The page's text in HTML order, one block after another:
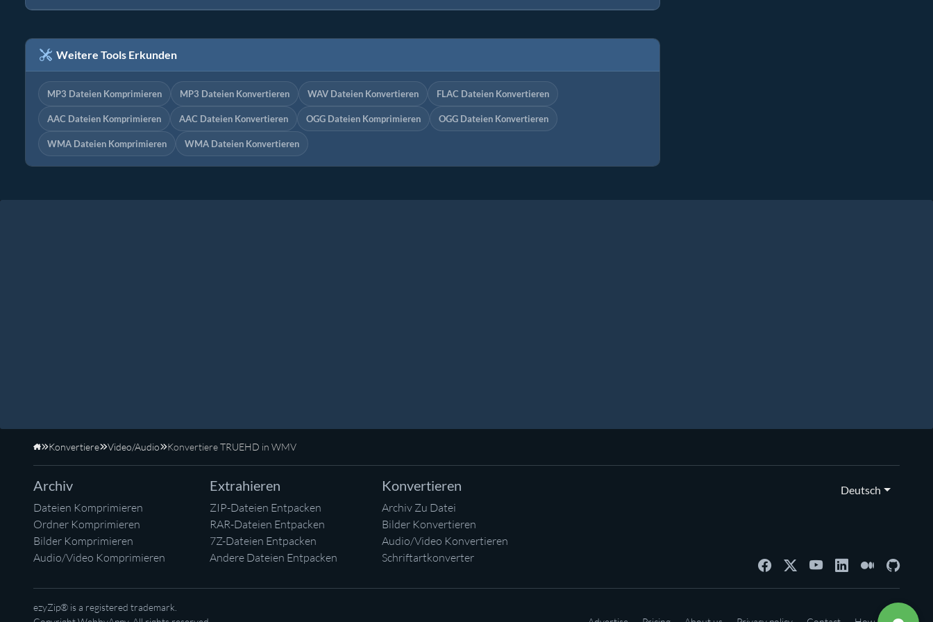
Weitere Tools Erkunden
MP3 Dateien Komprimieren MP3 Dateien Konvertieren WAV Dateien Konvertieren FLAC Dateien Konvertieren
AAC Dateien Komprimieren AAC Dateien Konvertieren OGG Dateien Komprimieren OGG Dateien Konvertieren
WMA Dateien Komprimieren WMA Dateien Konvertieren
Startseite
Konvertiere Video/Audio Konvertiere TRUEHD in WMV
Archiv
Dateien Komprimieren
Ordner Komprimieren
Bilder Komprimieren
Audio/Video Komprimieren
Extrahieren
ZIP-Dateien Entpacken
RAR-Dateien Entpacken
7Z-Dateien Entpacken
Andere Dateien Entpacken
Konvertieren
Archiv Zu Datei
Bilder Konvertieren
Audio/Video Konvertieren
Schriftartkonverter
Deutsch
ezyZip® is a registered trademark.